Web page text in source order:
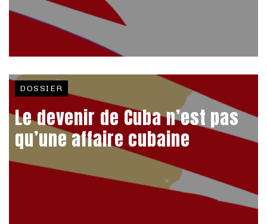
DOSSIER
Le devenir de Cuba n’est pas
qu’une affaire cubaine